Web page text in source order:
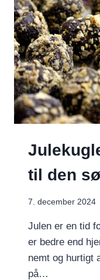
til den
7. december 2024
Julen er en tid
er bedre end
nemt og hurtigt
på…